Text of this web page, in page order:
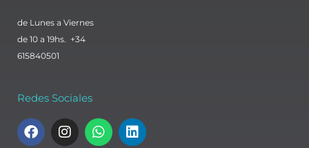
de Lunes a Viernes
de 10 a 19hs. +34
615840501
Redes Sociales
F
a
I
n
W
h
L
i